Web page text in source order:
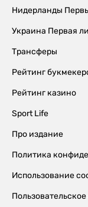
Нидерланды
Украина Первая
Трансферы
Рейтинг
Рейтинг казино
Sport Life
Про издание
Политика
Использование